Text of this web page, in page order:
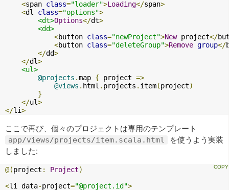
<span class="loader">Loading</span>
<dl class="options">
<dt>Options</dt>
<dd>
<button class="newProject">New project</
<button class="deleteGroup">Remove group</
</dd>
</dl>
<ul>
@projects .map { project =>
@views . html . projects . item(project)
}
</ul>
</li>
ここで再び、個々のプロジェクトは専用のテンプレート
app/views/projects/item.scala.html
を使うよう実装
しました:
@(project : Project)
<li data-project="@project.id">